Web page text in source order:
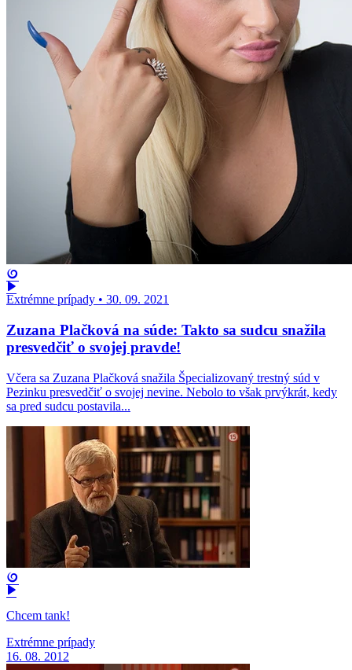
Extrémne prípady • 30. 09. 2021
Zuzana Plačková na súde: Takto sa sudcu snažila
presvedčiť o svojej pravde!
Včera sa Zuzana Plačková snažila Špecializovaný trestný súd v
Pezinku presvedčiť o svojej nevine. Nebolo to však prvýkrát, kedy
sa pred sudcu postavila...
Chcem tank!
Extrémne prípady
16. 08. 2012